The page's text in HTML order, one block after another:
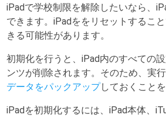
iPadで学校制限を解除したいなら、
できます。iPadををリセットするこ
きる可能性があります。
初期化を行うと、iPad内のすべての
ンツが削除されます。そのため、実
データをパックアップしておくこと
iPadを初期化するには、iPad本体、